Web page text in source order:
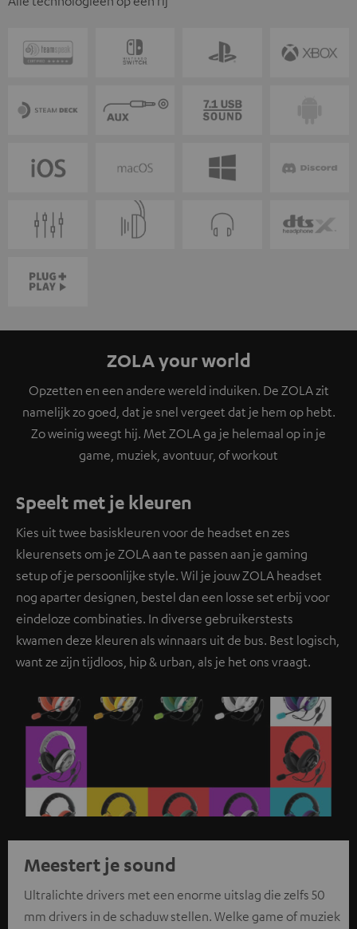
ZOLA your world
Opzetten en een andere wereld induiken. De ZOLA zit
namelijk zo goed, dat je snel vergeet dat je hem op hebt.
Zo weinig weegt hij. Met ZOLA ga je helemaal op in je
game, muziek, avontuur, of workout
Speelt met je kleuren
Kies uit twee basiskleuren voor de headset en zes
kleurensets om je ZOLA aan te passen aan je gaming
setup of je persoonlijke style. Wil je jouw ZOLA headset
nog aparter designen, bestel dan een losse set erbij voor
eindeloze combinaties. In diverse gebruikerstests
kwamen deze kleuren als winnaars uit de bus. Best logisch,
want ze zijn tijdloos, hip & urban, als je het ons vraagt.
Meestert je sound
Ultralichte drivers met een enorme uitslag die zelfs 50
mm drivers in de schaduw stellen. Welke game of muziek